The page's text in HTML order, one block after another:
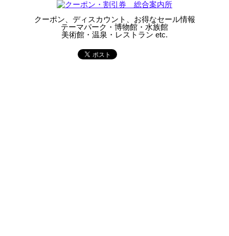
クーポン、ディスカウント、お得なセール情報
テーマパーク・博物館・水族館
美術館・温泉・レストラン etc.